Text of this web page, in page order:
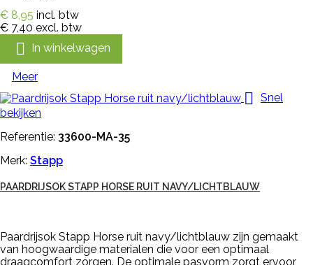
€ 8,95 incl. btw
€ 7,40 excl. btw
 In winkelwagen
Meer
 Snel
bekijken
Referentie: 33600-MA-35
Merk: Stapp
PAARDRIJSOK STAPP HORSE RUIT NAVY/LICHTBLAUW
Paardrijsok Stapp Horse ruit navy/lichtblauw zijn gemaakt
van hoogwaardige materialen die voor een optimaal
draagcomfort zorgen. De optimale pasvorm zorgt ervoor